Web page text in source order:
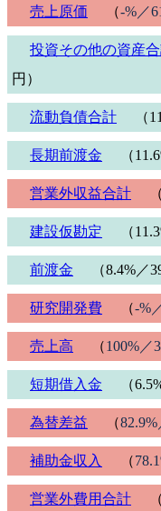
売上原価 （-%／
投資その他の資産
円）
流動負債合計 （
長期前渡金 （
営業外収益合計 （
建設仮勘定 （
前渡金 （8.4%／
研究開発費 （-%
売上高 （100%／
短期借入金 （
為替差益 （
補助金収入 （
営業外費用合計 （